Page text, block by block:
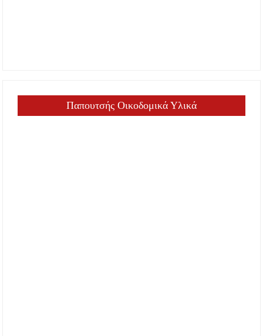
Παπουτσής Οικοδομικά Υλικά